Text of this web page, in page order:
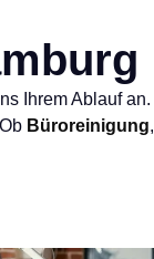
Ihrem Ablauf an.
Büroreinigung,